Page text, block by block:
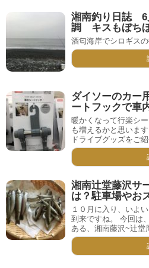
湘南釣り日誌 6
調 キスもぼち
酒匂海岸でシロギス
ダイソーのカー
ートフックで車
暖かくなって行楽シ
も増えるかと思いま
ドライブグッズをご
湘南辻堂藤沢サ
は？駐車場やお
１０月に入り、いよ
到来ですね。 今回は
ある、湘南藤沢~辻堂